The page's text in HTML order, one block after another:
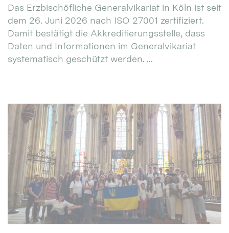
Das Erzbischöfliche Generalvikariat in Köln ist seit
dem 26. Juni 2026 nach ISO 27001 zertifiziert.
Damit bestätigt die Akkreditierungsstelle, dass
Daten und Informationen im Generalvikariat
systematisch geschützt werden. ...